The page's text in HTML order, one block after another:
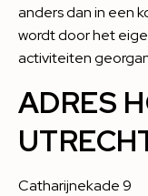
anders dan in een
wordt door het
activiteiten
ADRES
Catharijnekade 9